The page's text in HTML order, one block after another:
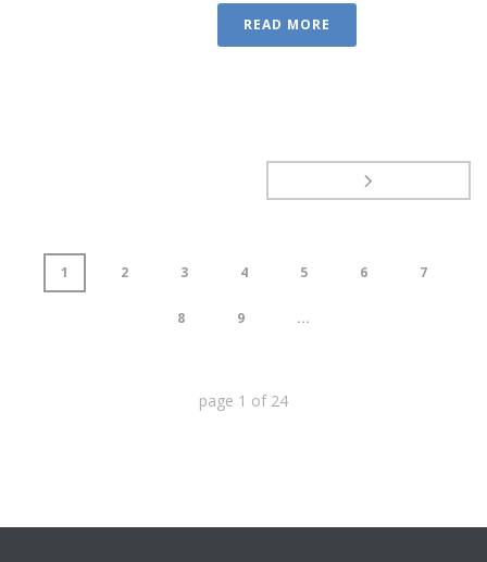
READ MORE
1 2 3 4 5 6 7
8 9 ...
page 1 of 24